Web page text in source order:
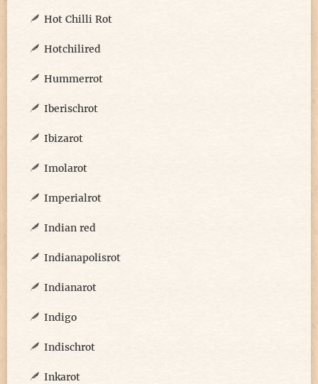
Hot Chilli Rot
Hotchilired
Hummerrot
Iberischrot
Ibizarot
Imolarot
Imperialrot
Indian red
Indianapolisrot
Indianarot
Indigo
Indischrot
Inkarot